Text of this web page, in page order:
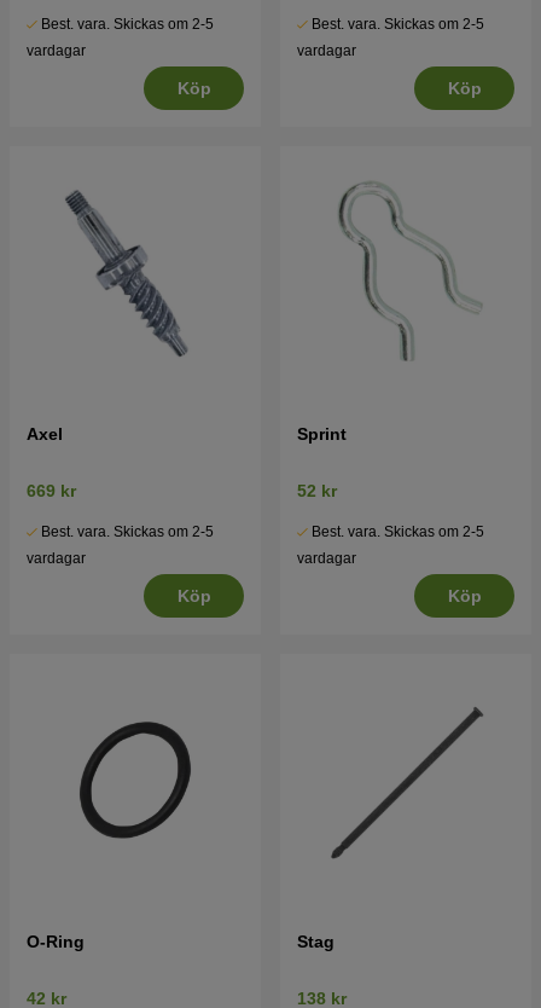
Best. vara. Skickas om 2-5
vardagar
Köp
Best. vara. Skickas om 2-5
vardagar
Köp
Axel
669 kr
Best. vara. Skickas om 2-5
vardagar
Köp
Sprint
52 kr
Best. vara. Skickas om 2-5
vardagar
Köp
O-Ring
42 kr
Stag
138 kr